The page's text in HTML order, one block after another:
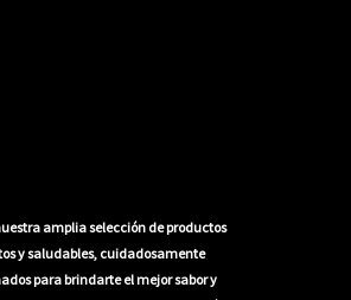
amplia selección de productos
y saludables, cuidadosamente
para brindarte el mejor sabor y